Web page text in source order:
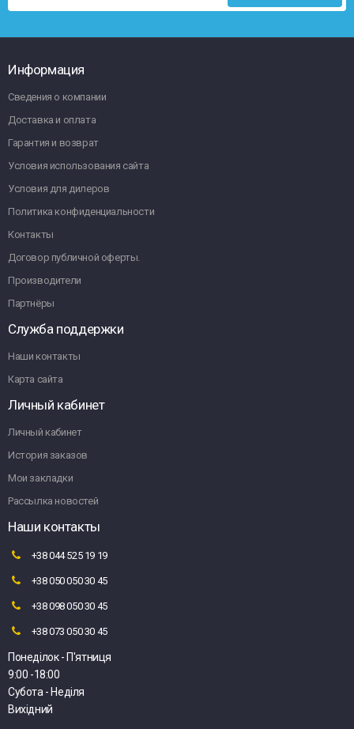
Информация
Сведения о компании
Доставка и оплата
Гарантия и возврат
Условия использования сайта
Условия для дилеров
Политика конфиденциальности
Контакты
Договор публичной оферты.
Производители
Партнёры
Служба поддержки
Наши контакты
Карта сайта
Личный кабинет
Личный кабинет
История заказов
Мои закладки
Рассылка новостей
Наши контакты
+38 044 525 19 19
+38 050 050 30 45
+38 098 050 30 45
+38 073 050 30 45
Понеділок - П'ятниця
9:00 -18:00
Субота - Неділя
Вихідний